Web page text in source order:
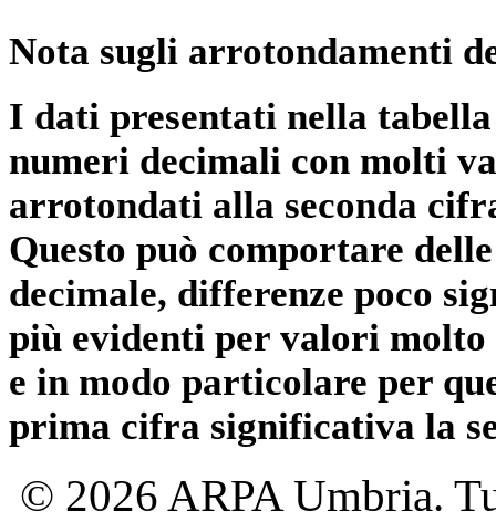
Nota sugli arrotondamenti
I dati presentati nella
numeri decimali con molti
arrotondati alla seconda
Questo può comportare
decimale, differenze poco
più evidenti per valori
e in modo particolare per
prima cifra significativa la
© 2026 ARPA Umbria.